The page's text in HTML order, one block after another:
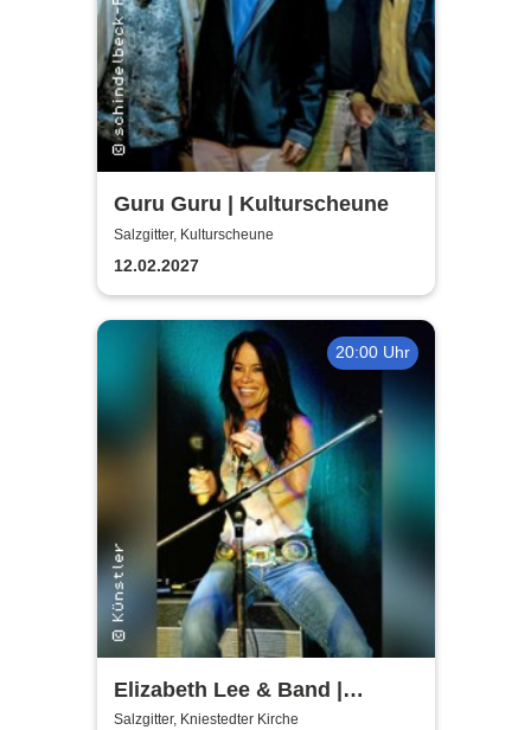
Guru Guru | Kulturscheune
Salzgitter, Kulturscheune
12.02.2027
20:00 Uhr
Elizabeth Lee & Band |
Kniestedter Kirche
Salzgitter, Kniestedter Kirche